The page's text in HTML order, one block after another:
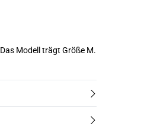
Eng anliegendes Kleid aus Spitzenmaterial und knielang. Das Modell trägt Größe M.